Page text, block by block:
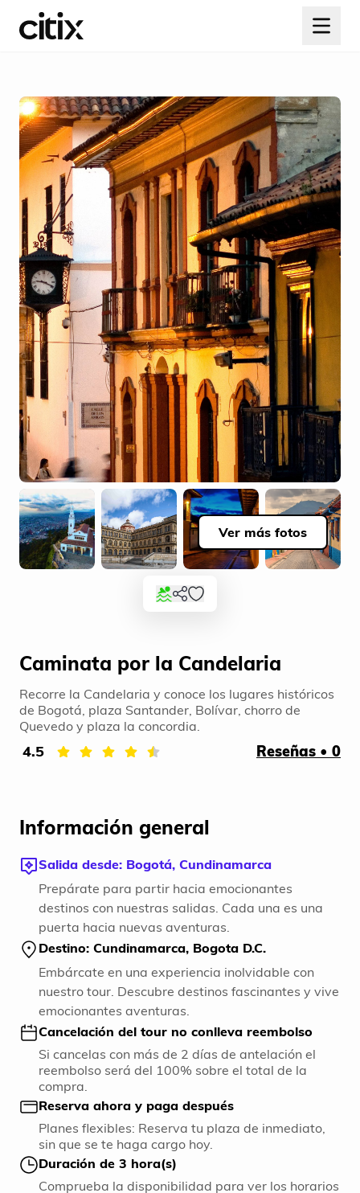
Ver más fotos
Caminata por la Candelaria
Recorre la Candelaria y conoce los lugares históricos
de Bogotá, plaza Santander, Bolívar, chorro de
Quevedo y plaza la concordia.
4.5 Reseñas • 0
Información general
Salida desde: Bogotá, Cundinamarca
Prepárate para partir hacia emocionantes
destinos con nuestras salidas. Cada una es una
puerta hacia nuevas aventuras.
Destino: Cundinamarca, Bogota D.C.
Embárcate en una experiencia inolvidable con
nuestro tour. Descubre destinos fascinantes y vive
emocionantes aventuras.
Cancelación del tour no conlleva reembolso
Si cancelas con más de 2 días de antelación el
reembolso será del 100% sobre el total de la
compra.
Reserva ahora y paga después
Planes flexibles: Reserva tu plaza de inmediato,
sin que se te haga cargo hoy.
Duración de 3 hora(s)
Comprueba la disponibilidad para ver los horarios